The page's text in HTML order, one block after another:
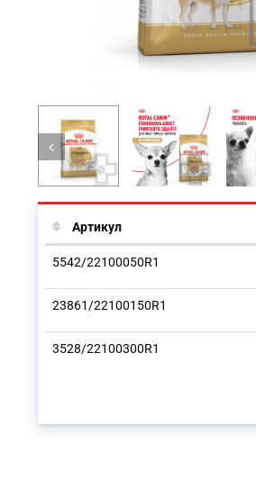
Артикул
5542/22100050R1
23861/22100150R1
3528/22100300R1